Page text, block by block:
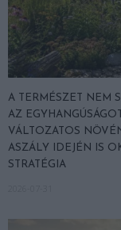
A TERMÉSZET NEM
AZ
VÁLTOZATOS
ASZÁLY IDEJÉN IS
STRATÉGIA